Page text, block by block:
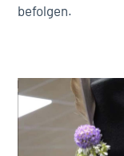
befolgen.